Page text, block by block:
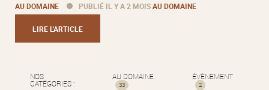
AU DOMAINE PUBLIÉ IL Y A 2 MOISAU DOMAINE
LIRE L'ARTICLE
NOS
CATÉGORIES :
AU DOMAINE
33
ÉVÈNEMENT
2